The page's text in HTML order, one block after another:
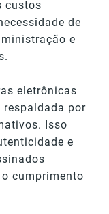
custos
de
e
eletrônicas
por
Isso
e
cumprimento